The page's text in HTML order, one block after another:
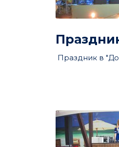
Праздник в